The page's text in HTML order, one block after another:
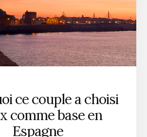
ce couple a choisi
comme base en
Espagne